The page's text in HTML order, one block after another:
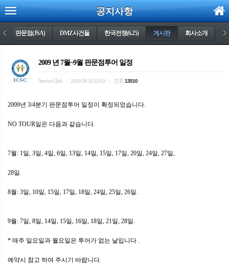
공지사항
< 판문점(JSA) DMZ사건들 한국전쟁(6.25) 게시판 회사소개 >
2009 년 7월~9월 판문점투어 일정
Service Club 2009.06.10 12:03 조회 13510
2009년 3/4분기 판문점투어 일정이 확정되었습니다.
NO TOUR일은 다음과 같습니다.
7월: 1일, 3일, 4일, 6일, 13일, 14일, 15일, 17일, 20일, 24일, 27일,
28일.
8월: 3일, 10일, 15일, 17일, 18일, 24일, 25일, 26일.
9월: 7일, 8일, 14일, 15일, 16일, 18일, 21일, 28일.
* 매주 일요일과 월요일은 투어가 없는 날입니다 .
예약시 참고 하여 주시기 바랍니다.